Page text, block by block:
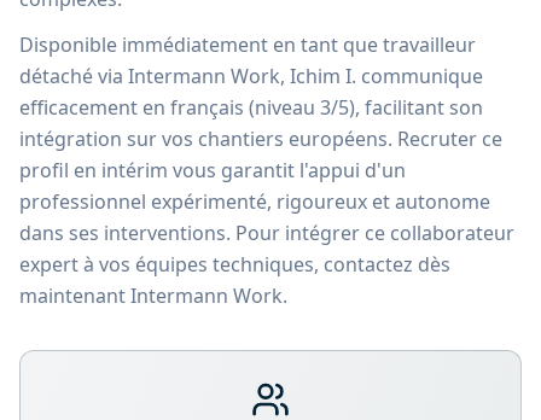
Disponible immédiatement en tant que travailleur
détaché via Intermann Work, Ichim I. communique
efficacement en français (niveau 3/5), facilitant son
intégration sur vos chantiers européens. Recruter ce
profil en intérim vous garantit l'appui d'un
professionnel expérimenté, rigoureux et autonome
dans ses interventions. Pour intégrer ce collaborateur
expert à vos équipes techniques, contactez dès
maintenant Intermann Work.